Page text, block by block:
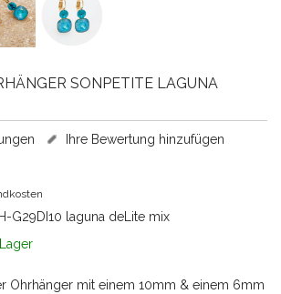
SONPETITE LAGUNA
Ihre Bewertung hinzufügen
G29DI10 laguna deLite mix
Ohrhänger mit einem 10mm & einem 6mm